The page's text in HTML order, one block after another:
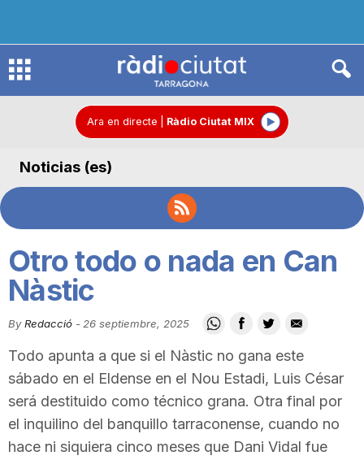
R
d
o
C
i
u
Ara en directe Ràdio Ciutat MIX
Noticias (es)
Otro todo o nada en Can
Nàstic
By Redacció - 26 septiembre, 2025
Todo apunta a que si el Nàstic no gana este
sábado en el Eldense en el Nou Estadi, Luis César
será destituido como técnico grana. Otra final por
el inquilino del banquillo tarraconense, cuando no
hace ni siquiera cinco meses que Dani Vidal fue